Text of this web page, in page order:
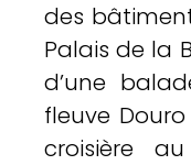
des
Palais de la
d’une
fleuve
croisière